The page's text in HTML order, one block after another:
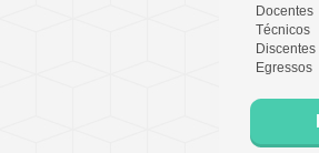
Docentes
Técnicos
Discentes
Egressos